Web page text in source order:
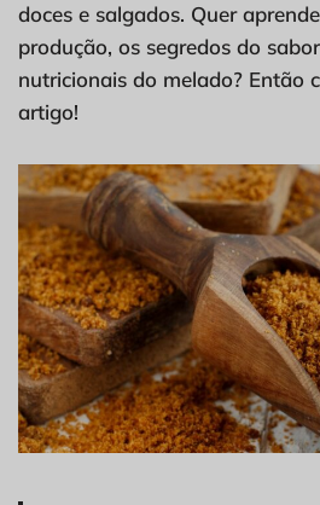
doces e salgados. Quer
produção, os segredos do
nutricionais do melado? Então
artigo!